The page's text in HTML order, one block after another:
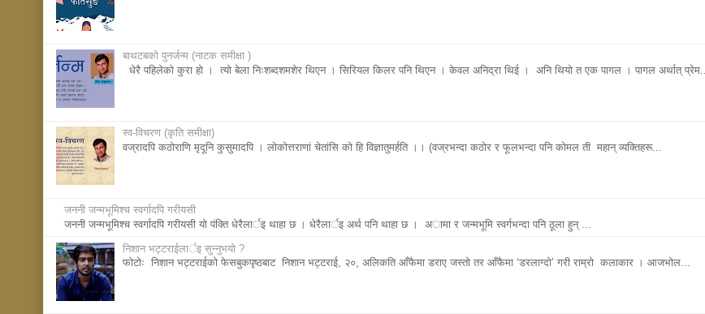
बाथटबकाे पुनर्जन्म (नाटक समीक्षा )
धेरै पहिलेको कुरा हो । त्यो बेला निःशब्दशमशेर थिएन । सिरियल किलर पनि थिएन । केवल अनिद्रा थिई । अनि थियो त एक पागल । पागल अर्थात् प्रेम...
स्व-विचरण (कृति समीक्षा)
वज्रादपि कठोराणि मृदूनि कुसुमादपि । लोकोत्तराणां चेतांसि को हि विज्ञातुमर्हति ।। (वज्रभन्दा कठोर र फूलभन्दा पनि कोमल ती महान् व्यक्तिहरू...
जननी जन्मभूमिश्च स्वर्गादपि गरीयसी
जननी जन्मभूमिश्च स्वर्गादपि गरीयसी याे पंक्ति धेरैलार्इ थाहा छ । धेरैलार्इ अर्थ पनि थाहा छ । अामा र जन्मभूमि स्वर्गभन्दा पनि ठूला हुन् ...
निशान भट्टराईलार्इ सुन्नुभयाे ?
फाेटाेः निशान भट्टराईकाे फेसबुकपृष्ठबाट निशान भट्टराई, २०, अलिकति आँफैमा डराए जस्तो तर आँफैमा ‘डरलाग्दो’ गरी राम्रो कलाकार । आजभोल...